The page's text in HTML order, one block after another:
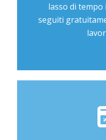
lasso di
seguiti